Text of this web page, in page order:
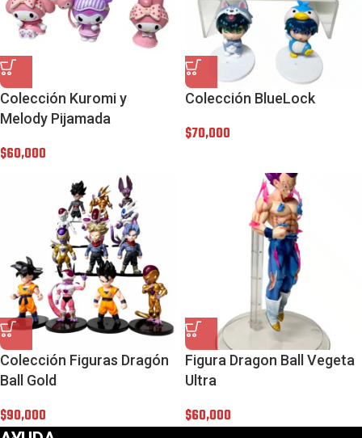
Colección Kuromi y
Melody Pijamada
$60,000
Colección BlueLock
$70,000
Colección Figuras Dragón
Ball Gold
$90,000
Figura Dragon Ball Vegeta
Ultra
$60,000